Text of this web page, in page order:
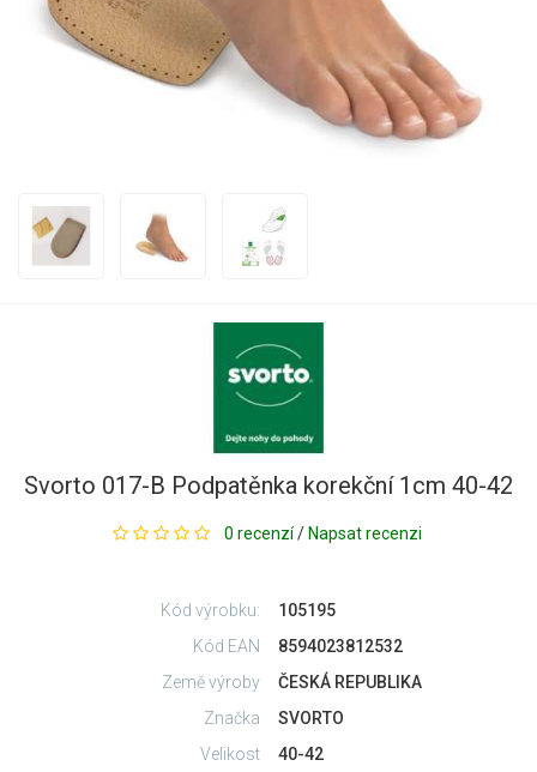
Svorto 017-B Podpatěnka korekční 1cm 40-42
0 recenzí / Napsat recenzi
Kód výrobku:
105195
Kód EAN
8594023812532
Země výroby
ČESKÁ REPUBLIKA
Značka
SVORTO
Velikost
40-42